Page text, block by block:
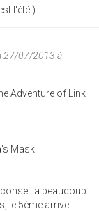
l'été!)
27/07/2013 à
Adventure of Link
Mask.
a beaucoup
le 5ème arrive